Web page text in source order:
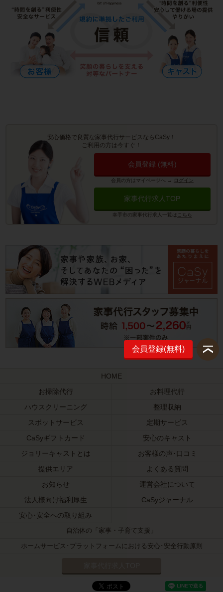
安心価格で良質な家事代行サービスならCaSy！
ご利用の方は今すぐ！
会員登録 (無料)
会員の方はマイページへ → ログイン
家事代行求人TOP
幸手市の家事代行求人一覧は こちら
会員登録(無料)
HOME
お掃除代行
お料理代行
ハウスクリーニング
整理収納
スポットサービス
定期サービス
CaSyギフトカード
安心のキャスト
ジョリーキャストとは
お客様の声･口コミ
提供エリア
よくある質問
お知らせ
運営会社について
法人様向け福利厚生
CaSyジャーナル
安心･安全への取り組み
自治体の「家事・子育て支援」
ホームサービス･プラットフォームにおける安心･安全行動原則